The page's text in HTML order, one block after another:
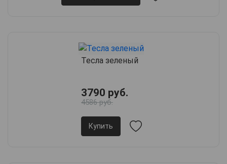
Тесла зеленый
3790 руб.
4586 руб.
Купить